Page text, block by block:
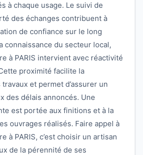
à chaque usage. Le suivi de
des échanges contribuent à
de confiance sur le long
connaissance du secteur local,
à PARIS intervient avec réactivité
proximité facilite la
et permet d’assurer un
des délais annoncés. Une
est portée aux finitions et à la
ouvrages réalisés. Faire appel à
à PARIS, c’est choisir un artisan
de la pérennité de ses